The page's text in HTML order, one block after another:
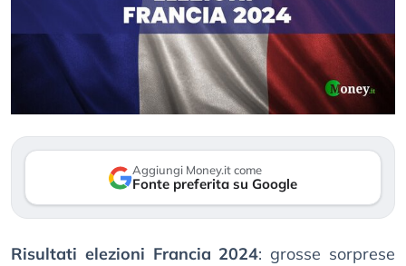
Aggiungi Money.it come
Fonte preferita su Google
Risultati elezioni Francia 2024: grosse sorprese